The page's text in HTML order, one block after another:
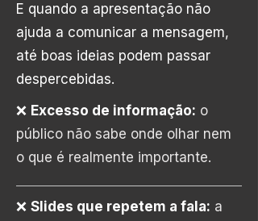
E quando a apresentação não
ajuda a comunicar a mensagem,
até boas ideias podem passar
despercebidas.
❌ Excesso de informação: o
público não sabe onde olhar nem
o que é realmente importante.
❌ Slides que repetem a fala: a